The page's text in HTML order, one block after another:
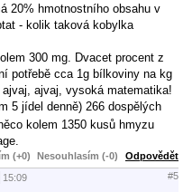
20% hmotnostního obsahu v
- kolik taková kobylka
300 mg. Dvacet procent z
potřebě cca 1g bílkoviny na kg
ajvaj, vysoká matematika!
5 jídel denně) 266 dospělých
kolem 1350 kusů hmyzu
(+0) Nesouhlasím (-0) Odpovědět
15:09 #5